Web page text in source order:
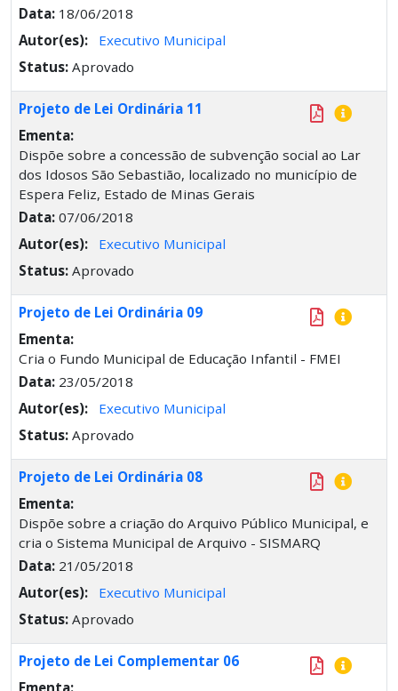
Data: 18/06/2018
Autor(es):
Executivo Municipal
Status: Aprovado
Projeto de Lei Ordinária 11
Ementa:
Dispõe sobre a concessão de subvenção social ao Lar
dos Idosos São Sebastião, localizado no município de
Espera Feliz, Estado de Minas Gerais
Data: 07/06/2018
Autor(es):
Executivo Municipal
Status: Aprovado
Projeto de Lei Ordinária 09
Ementa:
Cria o Fundo Municipal de Educação Infantil - FMEI
Data: 23/05/2018
Autor(es):
Executivo Municipal
Status: Aprovado
Projeto de Lei Ordinária 08
Ementa:
Dispõe sobre a criação do Arquivo Público Municipal, e
cria o Sistema Municipal de Arquivo - SISMARQ
Data: 21/05/2018
Autor(es):
Executivo Municipal
Status: Aprovado
Projeto de Lei Complementar 06
Ementa: